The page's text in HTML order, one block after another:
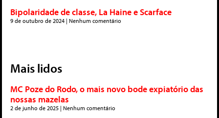
Bipolaridade de classe, La Haine e Scarface
9 de outubro de 2024 Nenhum comentário
Mais lidos
MC Poze do Rodo, o mais novo bode expiatório das
nossas mazelas
2 de junho de 2025 Nenhum comentário